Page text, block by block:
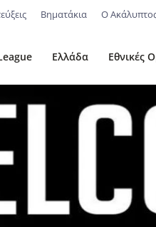
Βηματάκια Ο
Ελλάδα Εθνικές